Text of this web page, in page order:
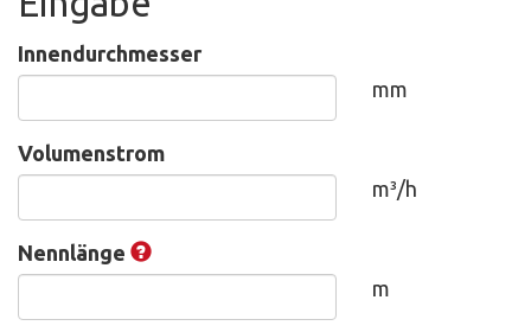
Innendurchmesser
mm
Volumenstrom
m³/h
Nennlänge
m